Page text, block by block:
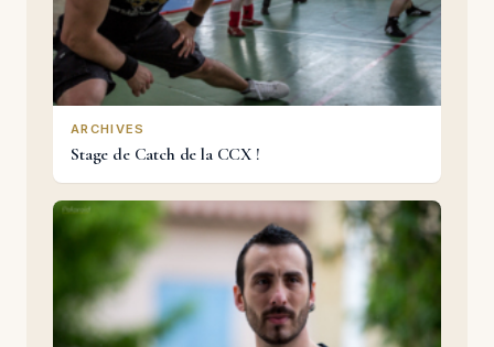
ARCHIVES
Stage de Catch de la CCX !